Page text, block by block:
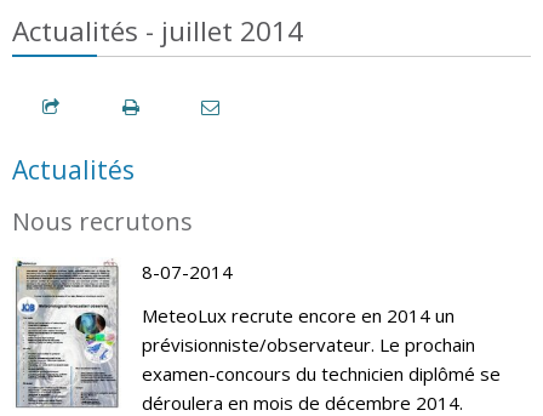
Actualités - juillet 2014
Actualités
Nous recrutons
8-07-2014
MeteoLux recrute encore en 2014 un
prévisionniste/observateur. Le prochain
examen-concours du technicien diplômé se
déroulera en mois de décembre 2014.